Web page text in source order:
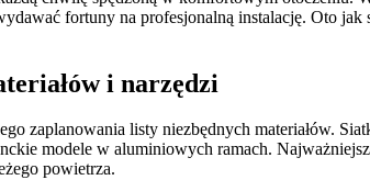
fortuny na profesjonalną instalację. Oto
i narzędzi
zaplanowania listy niezbędnych materiałów.
modele w aluminiowych ramach.
powietrza.